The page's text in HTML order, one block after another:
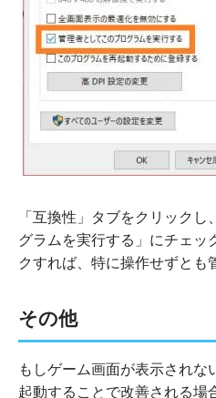
「互換性」タブをクリック
グラムを実行する」にチェッ
クすれば、特に操作せずとも
その他
もしゲーム画面が表示され
起動することで改善される場